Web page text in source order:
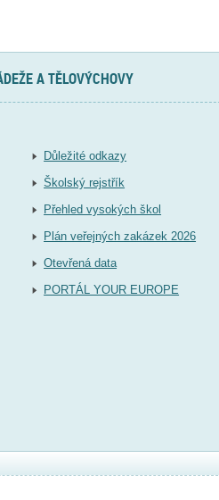
A TĚLOVÝCHOVY
Důležité odkazy
Školský rejstřík
Přehled vysokých škol
Plán veřejných zakázek 2026
Otevřená data
PORTÁL YOUR EUROPE